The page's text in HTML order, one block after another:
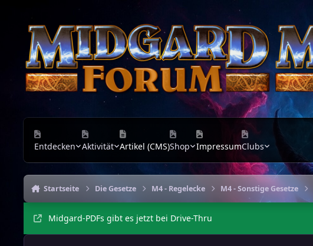
Entdecken Aktivität Artikel (CMS)Shop ImpressumClubs
Startseite Die Gesetze M4 - Regelecke M4 - Sonstige Gesetze
Midgard-PDFs gibt es jetzt bei Drive-Thru